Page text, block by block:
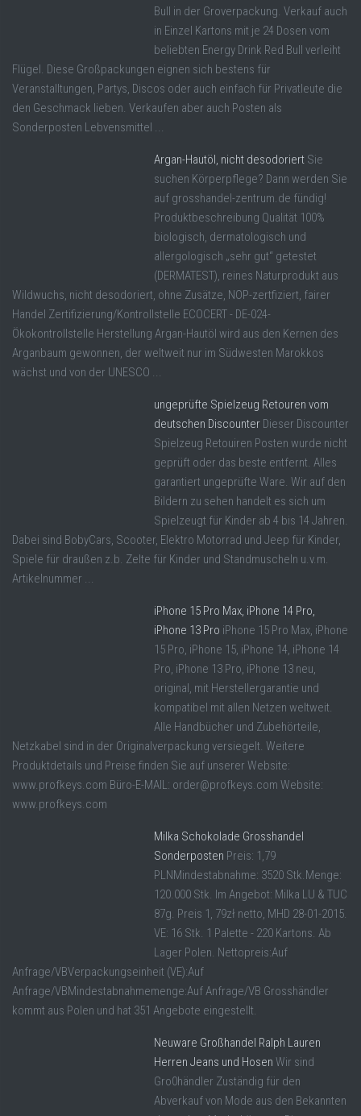
Bull in der Groverpackung. Verkauf auch
in Einzel Kartons mit je 24 Dosen vom
beliebten Energy Drink Red Bull verleiht
Flügel. Diese Großpackungen eignen sich bestens für
Veranstalltungen, Partys, Discos oder auch einfach für Privatleute die
den Geschmack lieben. Verkaufen aber auch Posten als
Sonderposten Lebvensmittel ...
Argan-Hautöl, nicht desodoriert Sie
suchen Körperpflege? Dann werden Sie
auf grosshandel-zentrum.de fündig!
Produktbeschreibung Qualität 100%
biologisch, dermatologisch und
allergologisch „sehr gut“ getestet
(DERMATEST), reines Naturprodukt aus
Wildwuchs, nicht desodoriert, ohne Zusätze, NOP-zertfiziert, fairer
Handel Zertifizierung/Kontrollstelle ECOCERT - DE-024-
Ökokontrollstelle Herstellung Argan-Hautöl wird aus den Kernen des
Arganbaum gewonnen, der weltweit nur im Südwesten Marokkos
wächst und von der UNESCO ...
ungeprüfte Spielzeug Retouren vom
deutschen Discounter Dieser Discounter
Spielzeug Retouiren Posten wurde nicht
geprüft oder das beste entfernt. Alles
garantiert ungeprüfte Ware. Wir auf den
Bildern zu sehen handelt es sich um
Spielzeugt für Kinder ab 4 bis 14 Jahren.
Dabei sind BobyCars, Scooter, Elektro Motorrad und Jeep für Kinder,
Spiele für draußen z.b. Zelte für Kinder und Standmuscheln u.v.m.
Artikelnummer ...
iPhone 15 Pro Max, iPhone 14 Pro,
iPhone 13 Pro iPhone 15 Pro Max, iPhone
15 Pro, iPhone 15, iPhone 14, iPhone 14
Pro, iPhone 13 Pro, iPhone 13 neu,
original, mit Herstellergarantie und
kompatibel mit allen Netzen weltweit.
Alle Handbücher und Zubehörteile,
Netzkabel sind in der Originalverpackung versiegelt. Weitere
Produktdetails und Preise finden Sie auf unserer Website:
www.profkeys.com Büro-E-MAIL: order@profkeys.com Website:
www.profkeys.com
Milka Schokolade Grosshandel
Sonderposten Preis: 1,79
PLNMindestabnahme: 3520 Stk.Menge:
120.000 Stk. Im Angebot: Milka LU & TUC
87g. Preis 1, 79zł netto, MHD 28-01-2015.
VE: 16 Stk. 1 Palette - 220 Kartons. Ab
Lager Polen. Nettopreis:Auf
Anfrage/VBVerpackungseinheit (VE):Auf
Anfrage/VBMindestabnahmemenge:Auf Anfrage/VB Grosshändler
kommt aus Polen und hat 351 Angebote eingestellt.
Neuware Großhandel Ralph Lauren
Herren Jeans und Hosen Wir sind
Gro0händler Zuständig für den
Abverkauf von Mode aus den Bekannten